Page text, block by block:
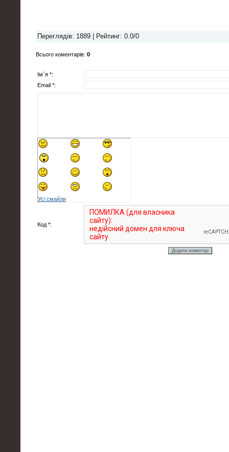
Переглядів: 1889 | Рейтинг: 0.0/0
Всього коментарів: 0
Ім`я *:
Email *:
Усі смайли
Код *: